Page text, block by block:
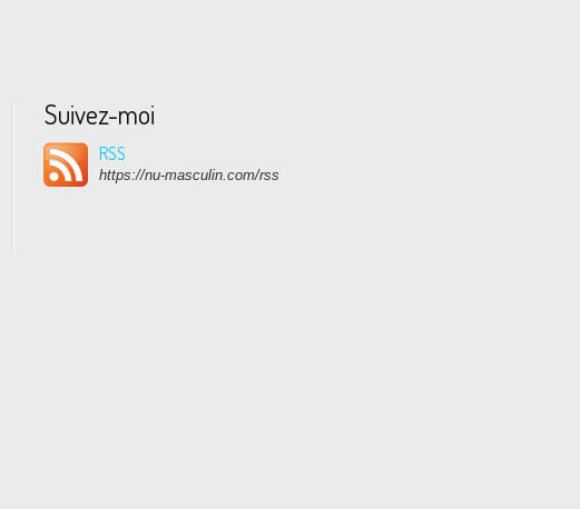
Suivez-moi
RSS
https://nu-masculin.com/rss